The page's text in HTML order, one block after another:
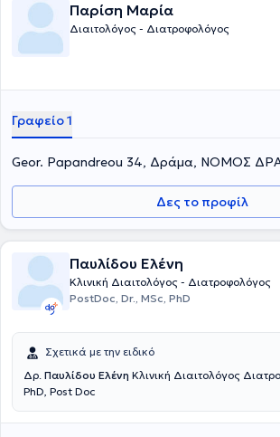
Παρίση Μαρία
Διαιτολόγος - Διατροφολόγος
Γραφείο 1
Geor. Papandreou 34, Δράμα, ΝΟΜΟΣ
Δες το προφίλ
Παυλίδου Ελένη
Κλινική Διαιτολόγος - Διατροφολόγος
PostDoc, Dr., MSc, PhD
Σχετικά με την ειδικό
Δρ. Παυλίδου Ελένη Κλινική Διαιτολόγος Διατροφολόγος, MSc,
PhD, Post Doc